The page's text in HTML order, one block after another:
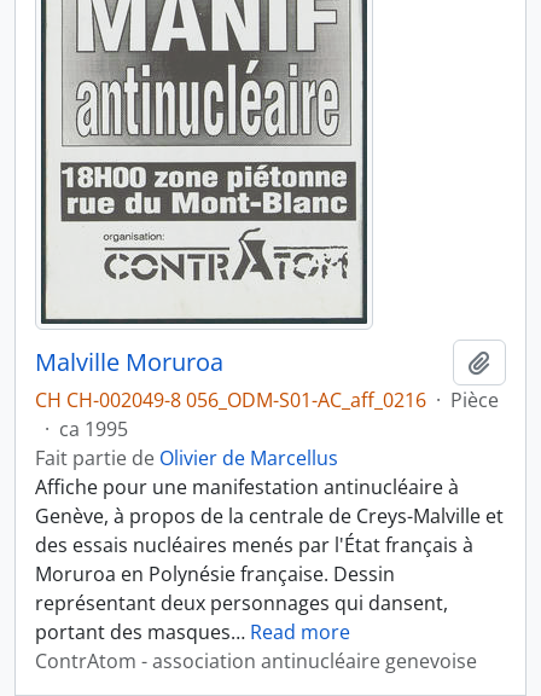
Malville Moruroa
CH CH-002049-8 056_ODM-S01-AC_aff_0216 · Pièce
· ca 1995
Fait partie de Olivier de Marcellus
Affiche pour une manifestation antinucléaire à
Genève, à propos de la centrale de Creys-Malville et
des essais nucléaires menés par l'État français à
Moruroa en Polynésie française. Dessin
représentant deux personnages qui dansent,
portant des masques… Read more
ContrAtom - association antinucléaire genevoise